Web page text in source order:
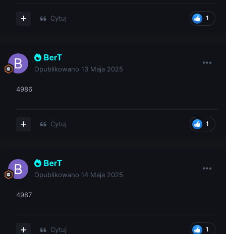
1
Cytuj
BerT
Opublikowano 13 Maja 2025
4986
1
Cytuj
BerT
Opublikowano 14 Maja 2025
4987
1
Cytuj